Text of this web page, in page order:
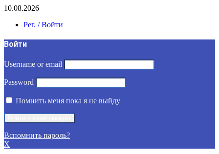
10.08.2026
Рег. / Войти
Войти
Username or email
Password
Помнить меня пока я не выйду
Вспомнить пароль?
X